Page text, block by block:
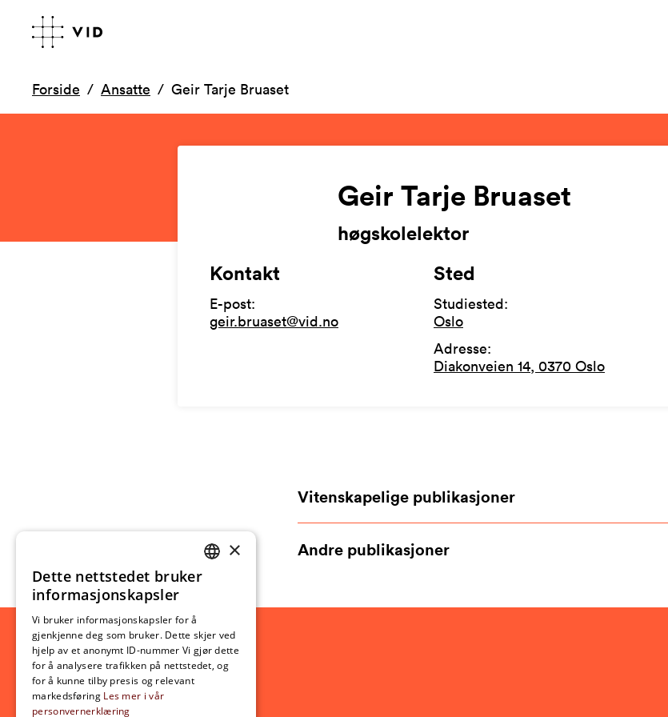
Forside Ansatte Geir Tarje Bruaset
Geir Tarje Bruaset
høgskolelektor
Kontakt
E-post:
geir.bruaset@vid.no
Sted
Studiested:
Oslo
Adresse:
Diakonveien 14, 0370 Oslo
Vitenskapelige publikasjoner
Andre publikasjoner
NORWEGIAN
×
Dette nettstedet bruker
informasjonskapsler
Vi bruker informasjonskapsler for å
gjenkjenne deg som bruker. Dette skjer ved
hjelp av et anonymt ID-nummer Vi gjør dette
for å analysere trafikken på nettstedet, og
for å kunne tilby presis og relevant
markedsføring Les mer i vår
personvernerklæring